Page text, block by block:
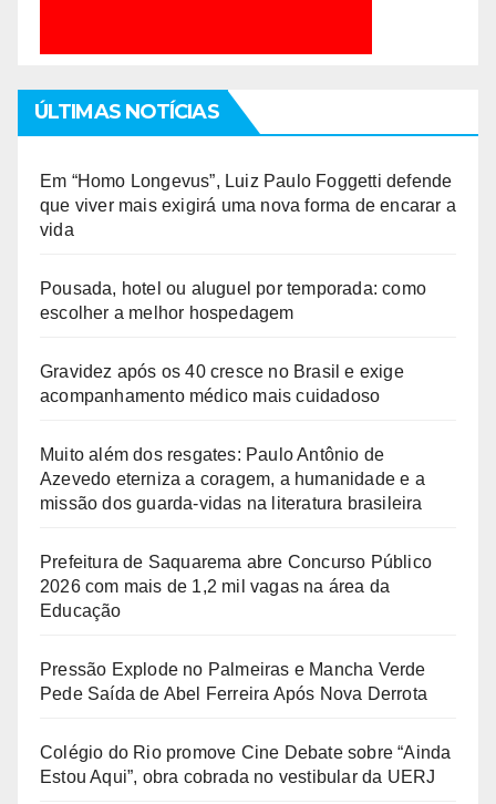
ÚLTIMAS NOTÍCIAS
Em “Homo Longevus”, Luiz Paulo Foggetti defende
que viver mais exigirá uma nova forma de encarar a
vida
Pousada, hotel ou aluguel por temporada: como
escolher a melhor hospedagem
Gravidez após os 40 cresce no Brasil e exige
acompanhamento médico mais cuidadoso
Muito além dos resgates: Paulo Antônio de
Azevedo eterniza a coragem, a humanidade e a
missão dos guarda-vidas na literatura brasileira
Prefeitura de Saquarema abre Concurso Público
2026 com mais de 1,2 mil vagas na área da
Educação
Pressão Explode no Palmeiras e Mancha Verde
Pede Saída de Abel Ferreira Após Nova Derrota
Colégio do Rio promove Cine Debate sobre “Ainda
Estou Aqui”, obra cobrada no vestibular da UERJ